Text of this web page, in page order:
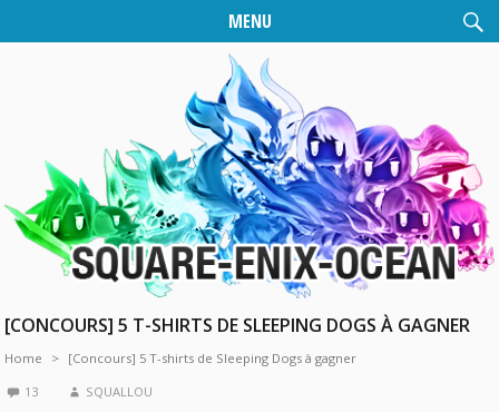
MENU
[CONCOURS] 5 T-SHIRTS DE SLEEPING DOGS À GAGNER
Home
[Concours] 5 T-shirts de Sleeping Dogs à gagner
13
SQUALLOU